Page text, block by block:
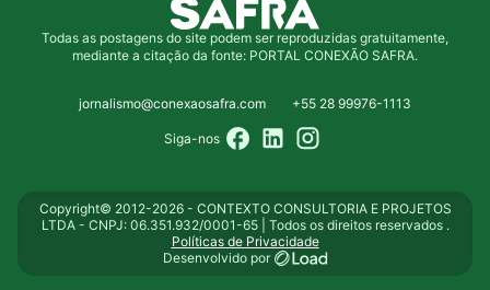
Todas as postagens do site podem ser reproduzidas gratuitamente,
mediante a citação da fonte: PORTAL CONEXÃO SAFRA.
jornalismo@conexaosafra.com +55 28 99976-1113
Siga-nos
Copyright© 2012-2026 - CONTEXTO CONSULTORIA E PROJETOS
LTDA - CNPJ: 06.351.932/0001-65 | Todos os direitos reservados .
Políticas de Privacidade
Desenvolvido por